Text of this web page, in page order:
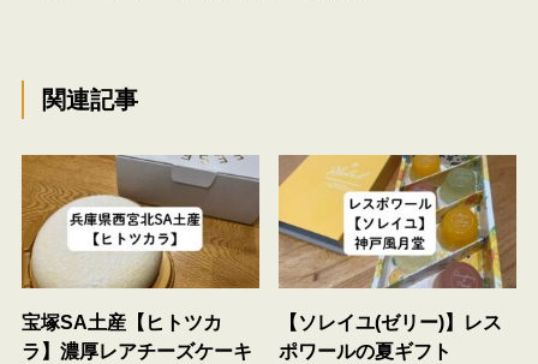
関連記事
宝塚SA土産【ヒトツカ
ラ】濃厚レアチーズケーキ
【ソレイユ(ゼリー)】レス
ポワールの夏ギフト